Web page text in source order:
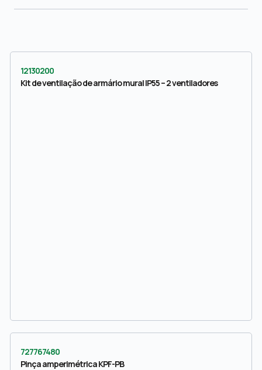
12130200
Kit de ventilação de armário mural IP55 – 2 ventiladores
727767480
Pinça amperimétrica KPF-PB